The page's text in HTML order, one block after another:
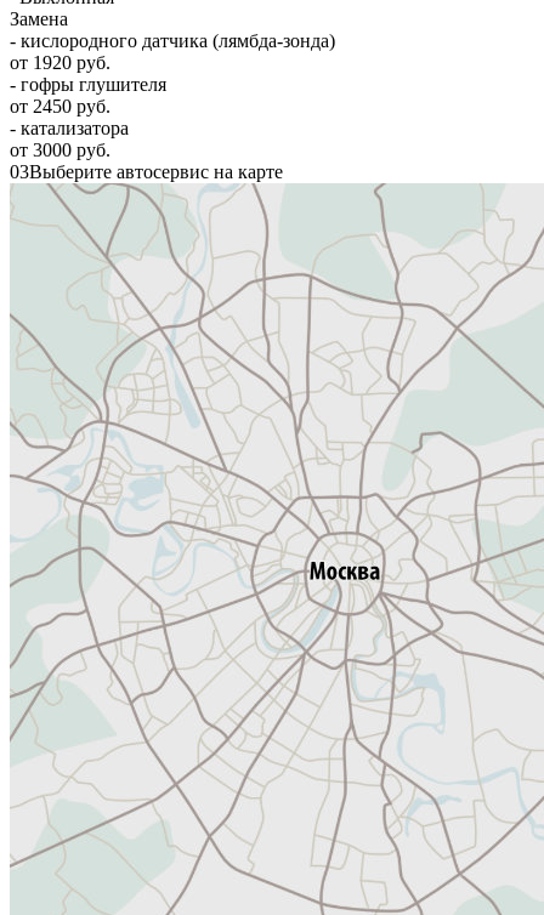
Замена
- кислородного датчика (лямбда-зонда)
от 1920 руб.
- гофры глушителя
от 2450 руб.
- катализатора
от 3000 руб.
03Выберите автосервис на карте